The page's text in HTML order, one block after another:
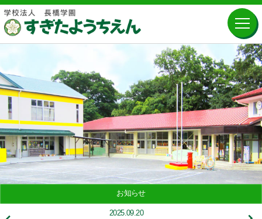
お知らせ
2025.09.20